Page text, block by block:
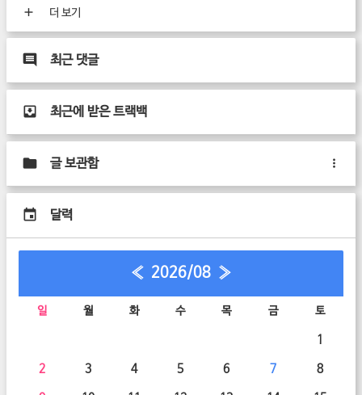
더 보기
최근 댓글
최근에 받은 트랙백
글 보관함
달력
« 2026/08 »
일 월 화 수 목 금 토
1
2 3 4 5 6 7 8